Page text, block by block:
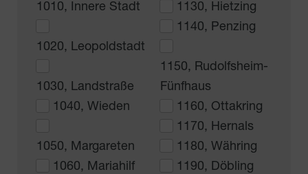
1010, Innere Stadt
1020, Leopoldstadt
1030, Landstraße
1040, Wieden
1050, Margareten
1060, Mariahilf
1130, Hietzing
1140, Penzing
1150, Rudolfsheim-
Fünfhaus
1160, Ottakring
1170, Hernals
1180, Währing
1190, Döbling